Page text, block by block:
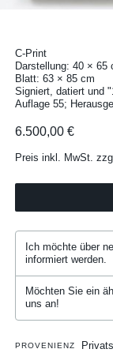
C-Print
Darstellung: 40 × 65
Blatt: 63 × 85 cm
Signiert, datiert und
Auflage 55;
6.500,00 €
Preis inkl. MwSt.
Ich möchte über
informiert werden.
Möchten Sie ein
uns an!
PROVENIENZ